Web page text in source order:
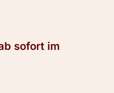
sofort im